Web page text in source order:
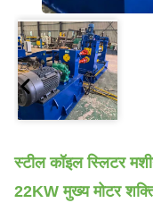
स्टील कॉइल स्लिटर
22KW मुख्य मोटर